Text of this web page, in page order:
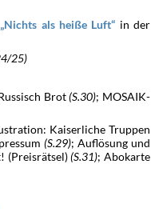
Nichts als heiße Luft in der
25)
Brot(S.30); MOSAIK-
Kaiserliche Truppen
(S.29); Auflösung und
(Preisrätsel)(S.31); Abokarte